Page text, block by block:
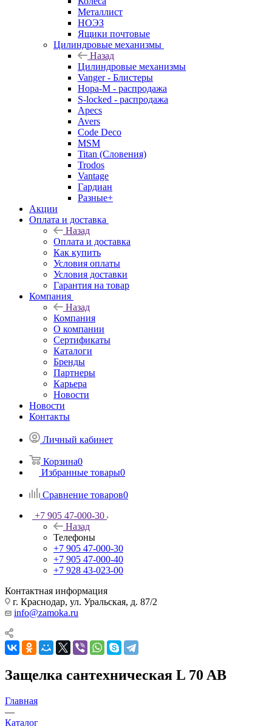
Металлист
НОЭЗ
Ящики почтовые
Цилиндровые механизмы
Назад
Цилиндровые механизмы
Vanger - Блистеры
Нора-М - распродажа
S-locked - распродажа
Apecs
Avers
Code Deco
MSM
Titan (Словения)
Trodos
Vantage
Гардиан
Разные+
Акции
Оплата и доставка
Назад
Оплата и доставка
Как купить
Условия оплаты
Условия доставки
Гарантия на товар
Компания
Назад
Компания
О компании
Сертификаты
Каталоги
Бренды
Партнеры
Карьера
Новости
Новости
Контакты
Личный кабинет
Корзина0
Избранные товары0
Сравнение товаров0
+7 905 47-000-30
Назад
Телефоны
+7 905 47-000-30
+7 905 47-000-40
+7 928 43-023-00
Контактная информация
г. Краснодар, ул. Уральская, д. 87/2
info@zamoka.ru
Защелка сантехническая L 70 AB
Главная
—
Каталог